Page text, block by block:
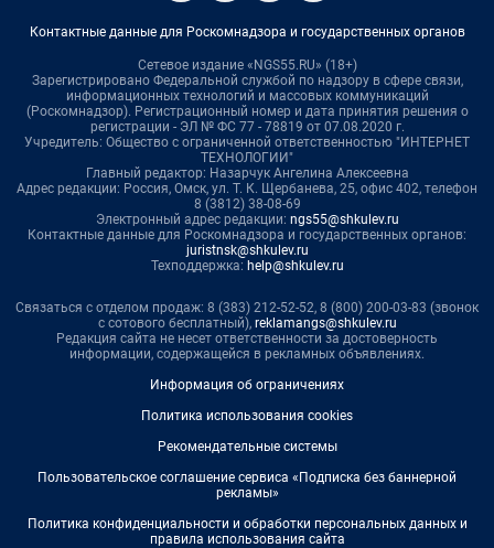
Контактные данные для Роскомнадзора и государственных органов
Сетевое издание «NGS55.RU» (18+)
Зарегистрировано Федеральной службой по надзору в сфере связи,
информационных технологий и массовых коммуникаций
(Роскомнадзор). Регистрационный номер и дата принятия решения о
регистрации - ЭЛ № ФС 77 - 78819 от 07.08.2020 г.
Учредитель: Общество с ограниченной ответственностью "ИНТЕРНЕТ
ТЕХНОЛОГИИ"
Главный редактор: Назарчук Ангелина Алексеевна
Адрес редакции: Россия, Омск, ул. Т. К. Щербанева, 25, офис 402, телефон
8 (3812) 38-08-69
Электронный адрес редакции: ngs55@shkulev.ru
Контактные данные для Роскомнадзора и государственных органов:
juristnsk@shkulev.ru
Техподдержка: help@shkulev.ru
Связаться с отделом продаж: 8 (383) 212-52-52, 8 (800) 200-03-83 (звонок
с сотового бесплатный), reklamangs@shkulev.ru
Редакция сайта не несет ответственности за достоверность
информации, содержащейся в рекламных объявлениях.
Информация об ограничениях
Политика использования cookies
Рекомендательные системы
Пользовательское соглашение сервиса «Подписка без баннерной
рекламы»
Политика конфиденциальности и обработки персональных данных и
правила использования сайта